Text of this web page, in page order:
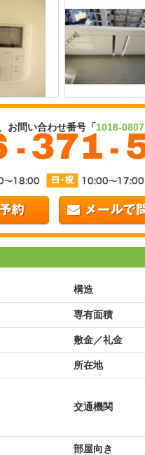
お問い合わせ番号「1018-0807
構造
専有面積
敷金／礼金
所在地
交通機関
部屋向き